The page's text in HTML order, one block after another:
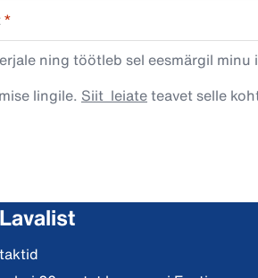
*
ning töötleb sel eesmärgil minu
lingile. Siit leiateteavet selle